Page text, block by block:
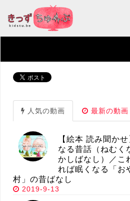
人気の動画 最新の動画
【絵本 読み聞かせ
なる昔話（ねむく
かしばなし）／こ
れば眠くなる「お
村」の昔ばなし
2019-9-13